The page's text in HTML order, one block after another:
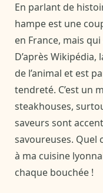
En parlant de
hampe est une
en France, mais
D’après Wikipédia,
de l’animal et est
tendreté. C’est un
steakhouses,
saveurs sont
savoureuses.
à ma cuisine
chaque bouchée !